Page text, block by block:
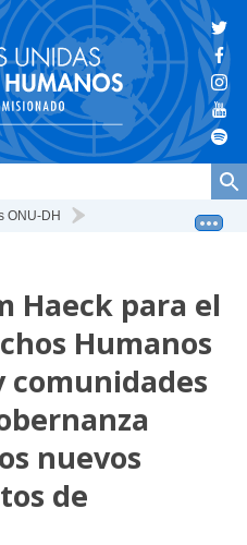
ONU-DH
Haeck para el
Humanos
comunidades
nuevos
de